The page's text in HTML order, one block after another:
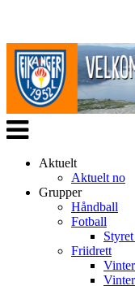
Veksle
navigasjon
Aktuelt
Aktuelt no
Grupper
Håndball
Fotball
Friidrett